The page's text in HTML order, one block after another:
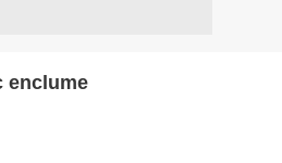
enclume